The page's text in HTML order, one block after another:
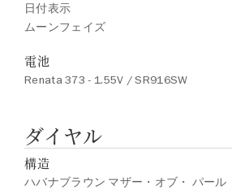
日付表示
ムーンフェイズ
電池
Renata 373 - 1.55V / SR916SW
ダイヤル
構造
ハバナブラウン マザー・オブ・ パール